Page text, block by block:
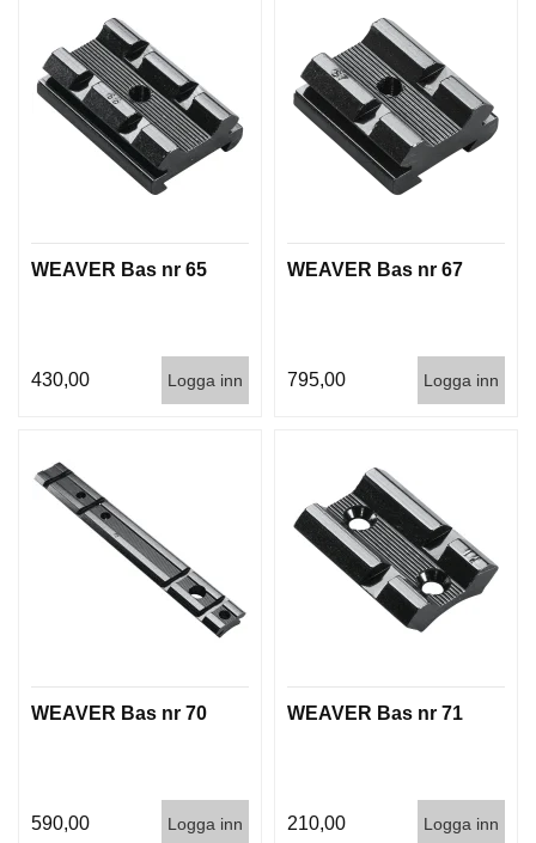
WEAVER Bas nr 65
430,00 Logga inn
WEAVER Bas nr 67
795,00 Logga inn
WEAVER Bas nr 70
590,00 Logga inn
WEAVER Bas nr 71
210,00 Logga inn